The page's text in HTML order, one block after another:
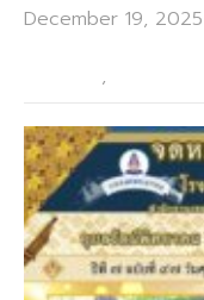
December 19, 2025
,